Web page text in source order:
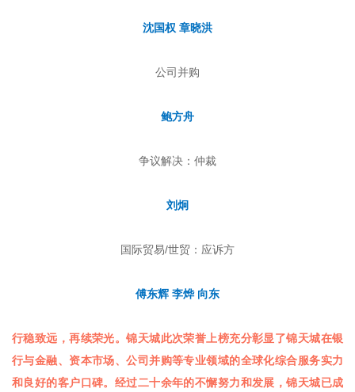
沈国权 章晓洪
公司并购
鲍方舟
争议解决：仲裁
刘炯
国际贸易/世贸：应诉方
傅东辉 李烨 向东
行稳致远，再续荣光。锦天城此次荣誉上榜充分彰显了锦天城在银
行与金融、资本市场、公司并购等专业领域的全球化综合服务实力
和良好的客户口碑。经过二十余年的不懈努力和发展，锦天城已成